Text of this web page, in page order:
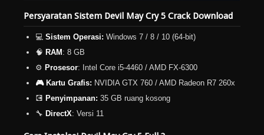
Persyaratan Sistem Devil May Cry 5 Crack Download
💻 Sistem Operasi: Windows 7 / 8 / 10 (64-bit)
🧠 RAM : 8 GB
⚙️ Prosesor: Intel Core i5-4460 / AMD FX-6300
🎮 Kartu Grafis: NVIDIA GTX 760 / AMD Radeon R7 260x
💽 Penyimpanan: 35 GB ruang kosong
🔧 DirectX: Versi 11